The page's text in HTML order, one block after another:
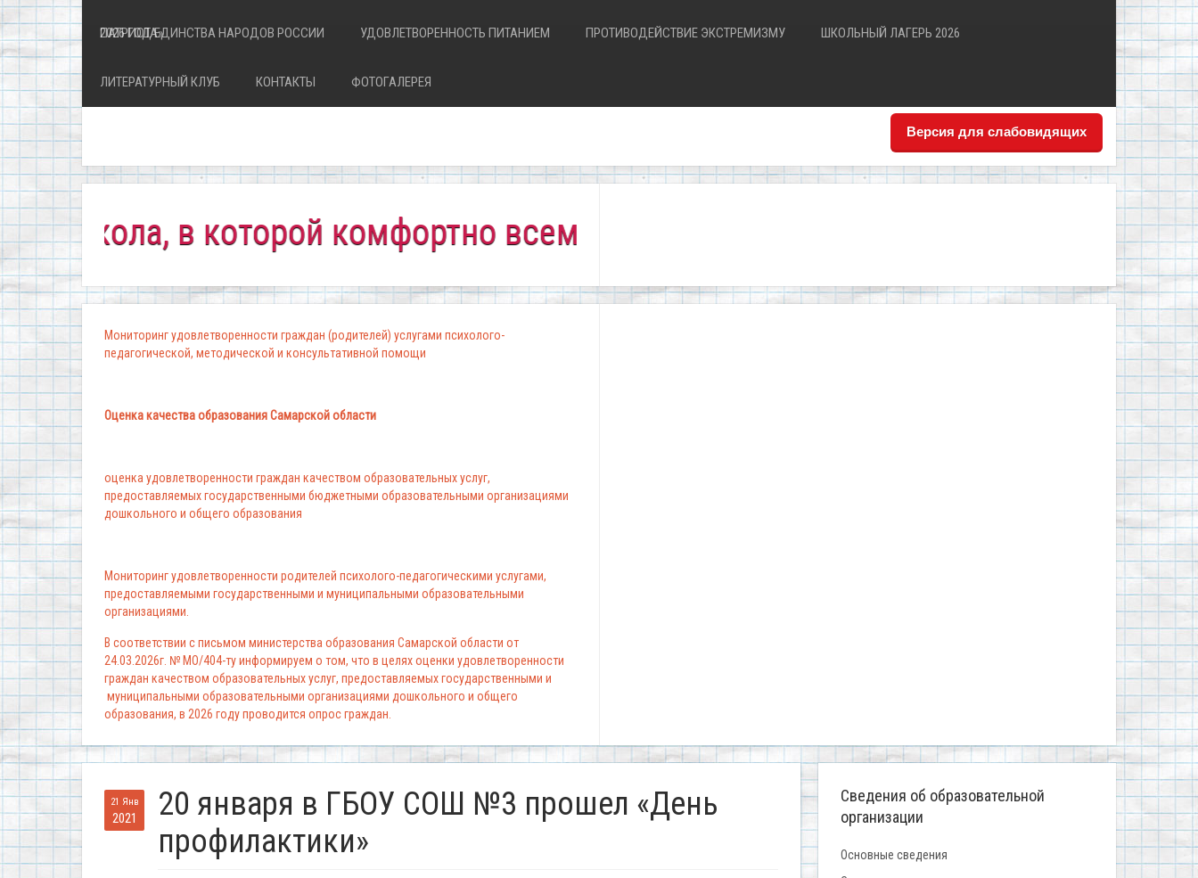
ПАТРИОТА»
2026 ГОД ЕДИНСТВА НАРОДОВ РОССИИ УДОВЛЕТВОРЕННОСТЬ ПИТАНИЕМ ПРОТИВОДЕЙСТВИЕ ЭКСТРЕМИЗМУ ШКОЛЬНЫЙ ЛАГЕРЬ 2026
ЛИТЕРАТУРНЫЙ КЛУБ КОНТАКТЫ ФОТОГАЛЕРЕЯ
Версия для слабовидящих
в которой комфортно всем!"
Мониторинг удовлетворенности граждан (родителей) услугами психолого-
педагогической, методической и консультативной помощи
Оценка качества образования Самарской области
оценка удовлетворенности граждан качеством образовательных услуг,
предоставляемых государственными бюджетными образовательными организациями
дошкольного и общего образования
Мониторинг удовлетворенности родителей психолого-педагогическими услугами,
предоставляемыми государственными и муниципальными образовательными
организациями.
В соответствии с письмом министерства образования Самарской области от
24.03.2026г. № МО/404-ту информируем о том, что в целях оценки удовлетворенности
граждан качеством образовательных услуг, предоставляемых государственными и
муниципальными образовательными организациями дошкольного и общего
образования, в 2026 году проводится опрос граждан.
21 Янв
2021
20 января в ГБОУ СОШ №3 прошел «День
профилактики»
Сведения об образовательной
организации
Основные сведения